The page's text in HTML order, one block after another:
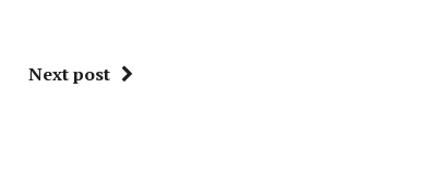
Next post